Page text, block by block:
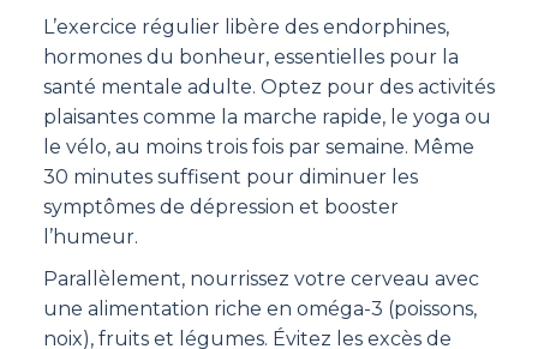
L’exercice régulier libère des endorphines,
hormones du bonheur, essentielles pour la
santé mentale adulte. Optez pour des activités
plaisantes comme la marche rapide, le yoga ou
le vélo, au moins trois fois par semaine. Même
30 minutes suffisent pour diminuer les
symptômes de dépression et booster
l’humeur.
Parallèlement, nourrissez votre cerveau avec
une alimentation riche en oméga-3 (poissons,
noix), fruits et légumes. Évitez les excès de